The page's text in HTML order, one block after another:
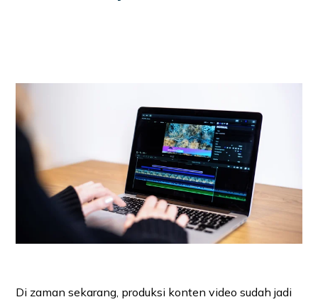
Di zaman sekarang, produksi konten video sudah jadi